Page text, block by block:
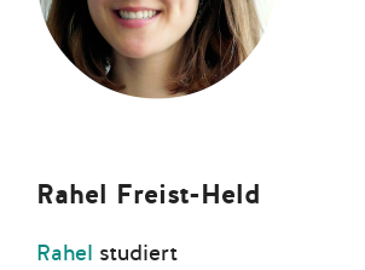
Rahel Freist-Held
Rahel studiert